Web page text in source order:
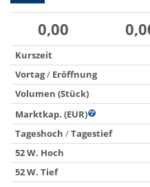
0,00
Kurszeit
Vortag/ Eröffnung
Volumen (Stück)
Marktkap. (EUR)
Tageshoch /Tagestief
52 W. Hoch
52 W. Tief